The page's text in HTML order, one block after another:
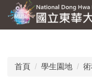
到
主
首頁 學生園地